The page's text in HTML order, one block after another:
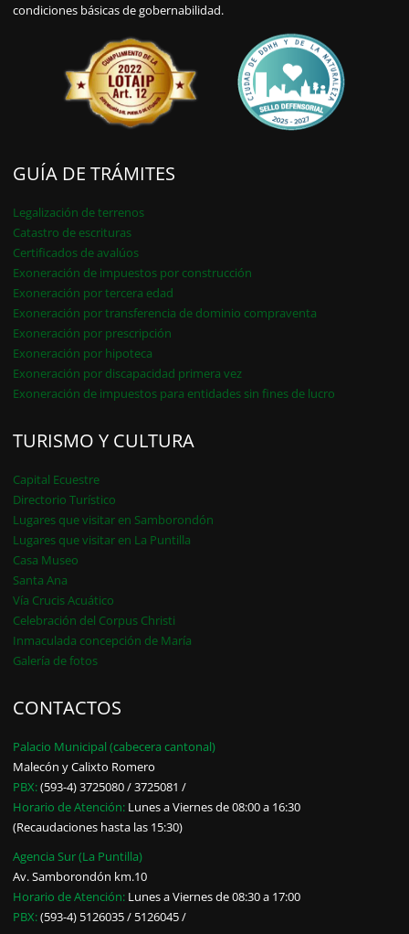
condiciones básicas de gobernabilidad.
GUÍA DE TRÁMITES
Legalización de terrenos
Catastro de escrituras
Certificados de avalúos
Exoneración de impuestos por construcción
Exoneración por tercera edad
Exoneración por transferencia de dominio compraventa
Exoneración por prescripción
Exoneración por hipoteca
Exoneración por discapacidad primera vez
Exoneración de impuestos para entidades sin fines de lucro
TURISMO Y CULTURA
Capital Ecuestre
Directorio Turístico
Lugares que visitar en Samborondón
Lugares que visitar en La Puntilla
Casa Museo
Santa Ana
Vía Crucis Acuático
Celebración del Corpus Christi
Inmaculada concepción de María
Galería de fotos
CONTACTOS
Palacio Municipal (cabecera cantonal)
Malecón y Calixto Romero
PBX:(593-4) 3725080 / 3725081 /
Horario de Atención: Lunes a Viernes de 08:00 a 16:30
(Recaudaciones hasta las 15:30)
Agencia Sur (La Puntilla)
Av. Samborondón km.10
Horario de Atención: Lunes a Viernes de 08:30 a 17:00
PBX:(593-4) 5126035 / 5126045 /